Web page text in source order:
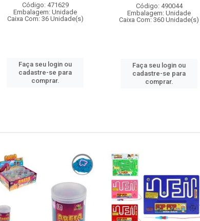
Código: 471629
Embalagem: Unidade
Caixa Com: 36 Unidade(s)
Faça seu login ou
cadastre-se para
comprar.
Código: 490044
Embalagem: Unidade
Caixa Com: 360 Unidade(s)
Faça seu login ou
cadastre-se para
comprar.